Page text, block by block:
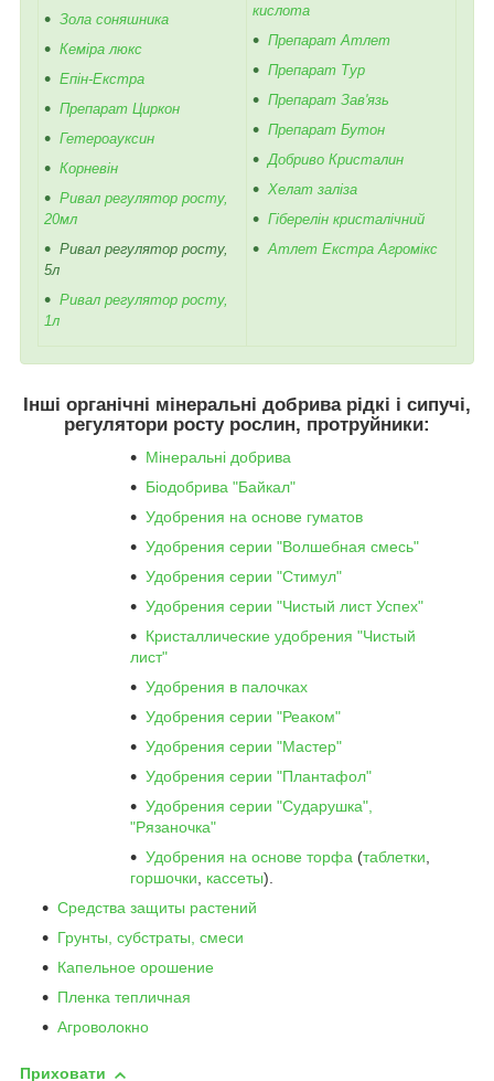
Зола соняшника
Кеміра люкс
Епін-Екстра
Препарат Циркон
Гетероауксин
Корневін
Ривал регулятор росту,
20мл
Ривал регулятор росту,
5л
Ривал регулятор росту,
1л
кислота
Препарат Атлет
Препарат Тур
Препарат Зав'язь
Препарат Бутон
Добриво Кристалин
Хелат заліза
Гіберелін кристалічний
Атлет Екстра Агромікс
Інші органічні мінеральні добрива рідкі і сипучі,
регулятори росту рослин, протруйники:
Мінеральні добрива
Біодобрива "Байкал"
Удобрения на основе гуматов
Удобрения серии "Волшебная смесь"
Удобрения серии "Стимул"
Удобрения серии "Чистый лист Успех"
Кристаллические удобрения "Чистый
лист"
Удобрения в палочках
Удобрения серии "Реаком"
Удобрения серии "Мастер"
Удобрения серии "Плантафол"
Удобрения серии "Сударушка",
"Рязаночка"
Удобрения на основе торфа (таблетки,
горшочки, кассеты).
Средства защиты растений
Грунты, субстраты, смеси
Капельное орошение
Пленка тепличная
Агроволокно
Приховати